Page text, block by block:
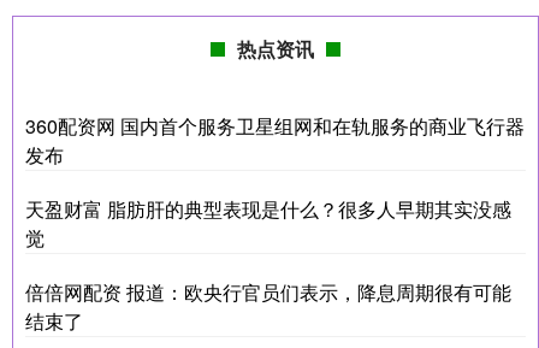
热点资讯
360配资网 国内首个服务卫星组网和在轨服务的商业飞行器
发布
天盈财富 脂肪肝的典型表现是什么？很多人早期其实没感
觉
倍倍网配资 报道：欧央行官员们表示，降息周期很有可能
结束了